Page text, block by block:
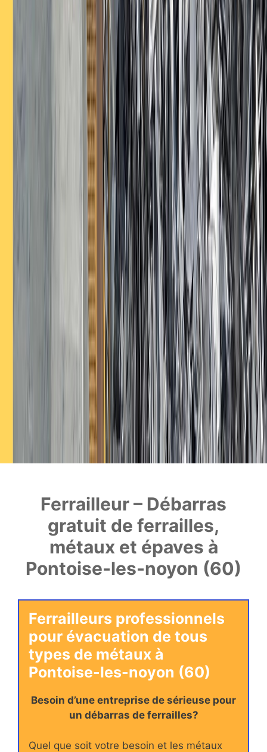
Ferrailleur – Débarras
gratuit de ferrailles,
métaux et épaves à
Pontoise-les-noyon (60)
Ferrailleurs professionnels
pour évacuation de tous
types de métaux à
Pontoise-les-noyon (60)
Besoin d’une entreprise de sérieuse pour
un débarras de ferrailles?
Quel que soit votre besoin et les métaux